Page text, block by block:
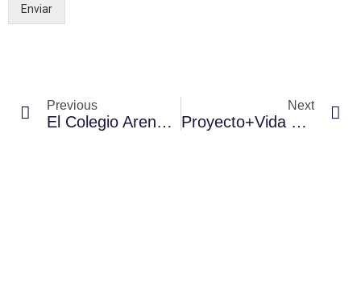
Enviar
Previous
El Colegio Arenas Internacional Recibe Un Desfibrilador Tras Ganar El Concurso Mimokids
Next
Proyecto+Vida Mantiene Su Compromiso Con La Cardioprotección Del Deporte